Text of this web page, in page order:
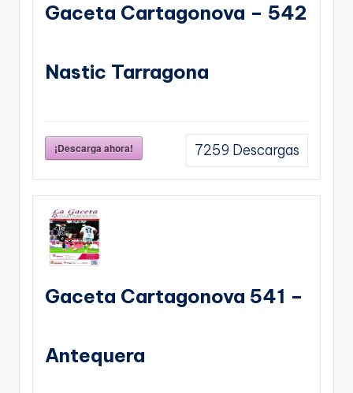
Gaceta Cartagonova – 542
Nastic Tarragona
¡Descarga ahora! 7259 Descargas
Gaceta Cartagonova 541 –
Antequera